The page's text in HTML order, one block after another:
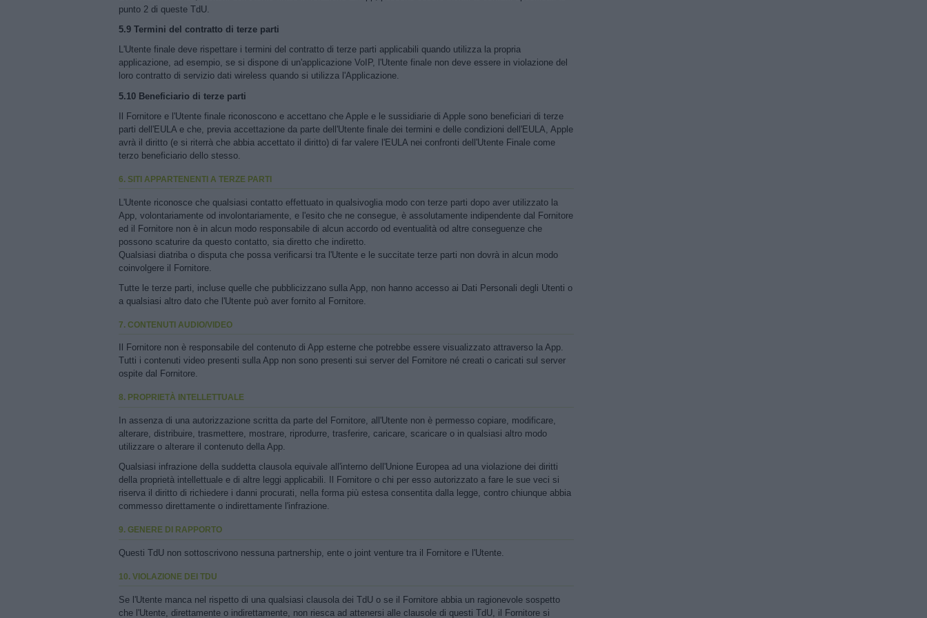
punto 2 di queste TdU.
5.9 Termini del contratto di terze parti
L'Utente finale deve rispettare i termini del contratto di terze parti applicabili quando utilizza la propria
applicazione, ad esempio, se si dispone di un'applicazione VoIP, l'Utente finale non deve essere in violazione del
loro contratto di servizio dati wireless quando si utilizza l'Applicazione.
5.10 Beneficiario di terze parti
Il Fornitore e l'Utente finale riconoscono e accettano che Apple e le sussidiarie di Apple sono beneficiari di terze
parti dell'EULA e che, previa accettazione da parte dell'Utente finale dei termini e delle condizioni dell'EULA, Apple
avrà il diritto (e si riterrà che abbia accettato il diritto) di far valere l'EULA nei confronti dell'Utente Finale come
terzo beneficiario dello stesso.
6. SITI APPARTENENTI A TERZE PARTI
L'Utente riconosce che qualsiasi contatto effettuato in qualsivoglia modo con terze parti dopo aver utilizzato la
App, volontariamente od involontariamente, e l'esito che ne consegue, è assolutamente indipendente dal Fornitore
ed il Fornitore non è in alcun modo responsabile di alcun accordo od eventualità od altre conseguenze che
possono scaturire da questo contatto, sia diretto che indiretto.
Qualsiasi diatriba o disputa che possa verificarsi tra l'Utente e le succitate terze parti non dovrà in alcun modo
coinvolgere il Fornitore.
Tutte le terze parti, incluse quelle che pubblicizzano sulla App, non hanno accesso ai Dati Personali degli Utenti o
a qualsiasi altro dato che l'Utente può aver fornito al Fornitore.
7. CONTENUTI AUDIO/VIDEO
Il Fornitore non è responsabile del contenuto di App esterne che potrebbe essere visualizzato attraverso la App.
Tutti i contenuti video presenti sulla App non sono presenti sui server del Fornitore né creati o caricati sul server
ospite dal Fornitore.
8. PROPRIETÀ INTELLETTUALE
In assenza di una autorizzazione scritta da parte del Fornitore, all'Utente non è permesso copiare, modificare,
alterare, distribuire, trasmettere, mostrare, riprodurre, trasferire, caricare, scaricare o in qualsiasi altro modo
utilizzare o alterare il contenuto della App.
Qualsiasi infrazione della suddetta clausola equivale all'interno dell'Unione Europea ad una violazione dei diritti
della proprietà intellettuale e di altre leggi applicabili. Il Fornitore o chi per esso autorizzato a fare le sue veci si
riserva il diritto di richiedere i danni procurati, nella forma più estesa consentita dalla legge, contro chiunque abbia
commesso direttamente o indirettamente l'infrazione.
9. GENERE DI RAPPORTO
Questi TdU non sottoscrivono nessuna partnership, ente o joint venture tra il Fornitore e l'Utente.
10. VIOLAZIONE DEI TDU
Se l'Utente manca nel rispetto di una qualsiasi clausola dei TdU o se il Fornitore abbia un ragionevole sospetto
che l'Utente, direttamente o indirettamente, non riesca ad attenersi alle clausole di questi TdU, il Fornitore si